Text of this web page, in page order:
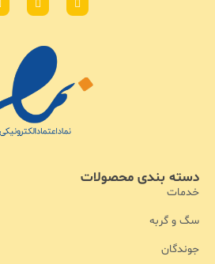
دسته بندی محصولات
خدمات
سگ و گربه
جوندگان